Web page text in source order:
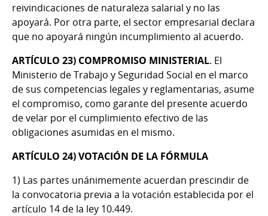
reivindicaciones de naturaleza salarial y no las
apoyará. Por otra parte, el sector empresarial declara
que no apoyará ningún incumplimiento al acuerdo.
ARTÍCULO 23) COMPROMISO MINISTERIAL. El
Ministerio de Trabajo y Seguridad Social en el marco
de sus competencias legales y reglamentarias, asume
el compromiso, como garante del presente acuerdo
de velar por el cumplimiento efectivo de las
obligaciones asumidas en el mismo.
ARTÍCULO 24)VOTACIÓN DE LA FÓRMULA
1) Las partes unánimemente acuerdan prescindir de
la convocatoria previa a la votación establecida por el
artículo 14 de la ley 10.449.